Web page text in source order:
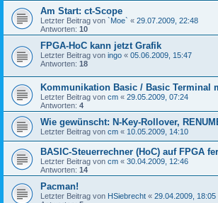
Am Start: ct-Scope
Letzter Beitrag von `Moe` « 29.07.2009, 22:48
Antworten: 10
FPGA-HoC kann jetzt Grafik
Letzter Beitrag von ingo « 05.06.2009, 15:47
Antworten: 18
Kommunikation Basic / Basic Terminal
Letzter Beitrag von cm « 29.05.2009, 07:24
Antworten: 4
Wie gewünscht: N-Key-Rollover,
Letzter Beitrag von cm « 10.05.2009, 14:10
BASIC-Steuerrechner (HoC) auf FPGA
Letzter Beitrag von cm « 30.04.2009, 12:46
Antworten: 14
Pacman!
Letzter Beitrag von HSiebrecht « 29.04.2009, 18:05